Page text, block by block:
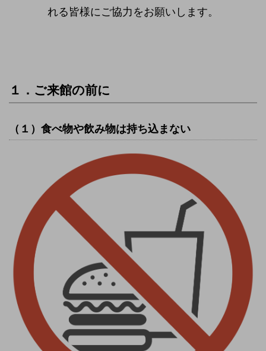
れる皆様にご協力をお願いします。
１．ご来館の前に
（１）食べ物や飲み物は持ち込まない